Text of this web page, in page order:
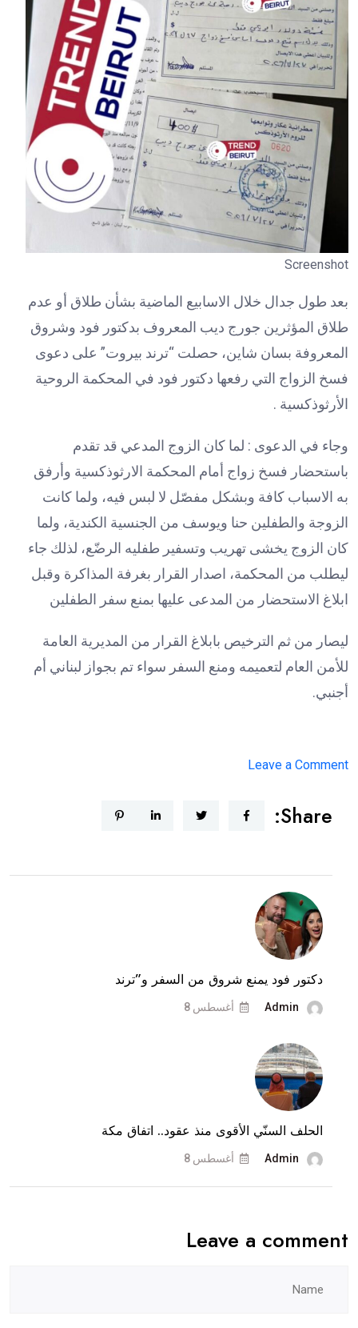
Screenshot
بعد طول جدال خلال الاسابيع الماضية بشأن طلاق أو عدم
طلاق المؤثرين جورج ديب المعروف بدكتور فود وشروق
المعروفة بسان شاين، حصلت “ترند بيروت” على دعوى
فسخ الزواج التي رفعها دكتور فود في المحكمة الروحية
الأرثوذكسية .
وجاء في الدعوى : لما كان الزوج المدعي قد تقدم
باستحضار فسخ زواج أمام المحكمة الارثوذكسية وأرفق
به الاسباب كافة وبشكل مفصّل لا لبس فيه، ولما كانت
الزوجة والطفلين حنا ويوسف من الجنسية الكندية، ولما
كان الزوج يخشى تهريب وتسفير طفليه الرضّع، لذلك جاء
ليطلب من المحكمة، اصدار القرار بغرفة المذاكرة وقبل
ابلاغ الاستحضار من المدعى عليها بمنع سفر الطفلين
ليصار من ثم الترخيص بابلاغ القرار من المديرية العامة
للأمن العام لتعميمه ومنع السفر سواء تم بجواز لبناني أم
أجنبي.
Leave a Comment
دكتور
..
بالوثائق
Share:
دكتور فود يمنع شروق من السفر و”ترند
Admin أغسطس 8
الحلف السنّي الأقوى منذ عقود.. اتفاق مكة
Admin أغسطس 8
Leave a comment